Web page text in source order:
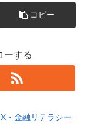
コピー
ーする
・金融リテラシー